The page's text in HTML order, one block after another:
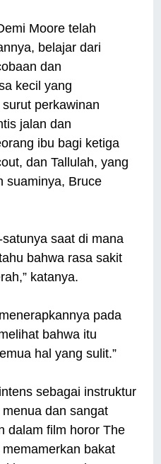
Moore telah
belajar dari
dan
kecil yang
perkawinan
jalan dan
ibu bagi ketiga
dan Tallulah, yang
suaminya, Bruce
saat di mana
bahwa rasa sakit
katanya.
pada
bahwa itu
hal yang sulit.”
sebagai instruktur
dan sangat
dalam film horor The
bakat